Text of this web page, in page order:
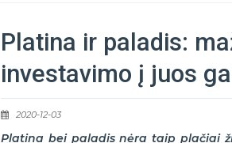
Platina ir paladis:
investavimo į juos
2020-12-03
Platina bei paladis nėra taip plačiai